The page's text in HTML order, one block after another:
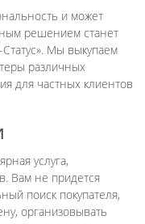
и может
решением станет
Статус». Мы выкупаем
различных
для частных клиентов
услуга,
Вам не придется
поиск покупателя,
организовывать